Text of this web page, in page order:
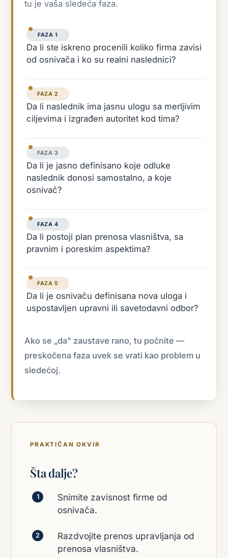
tu je vaša sledeća faza.
FAZA 1
Da li ste iskreno procenili koliko firma zavisi
od osnivača i ko su realni naslednici?
FAZA 2
Da li naslednik ima jasnu ulogu sa merljivim
ciljevima i izgrađen autoritet kod tima?
FAZA 3
Da li je jasno definisano koje odluke
naslednik donosi samostalno, a koje
osnivač?
FAZA 4
Da li postoji plan prenosa vlasništva, sa
pravnim i poreskim aspektima?
FAZA 5
Da li je osnivaču definisana nova uloga i
uspostavljen upravni ili savetodavni odbor?
Ako se „da" zaustave rano, tu počnite —
preskočena faza uvek se vrati kao problem u
sledećoj.
PRAKTIČAN OKVIR
Šta dalje?
Snimite zavisnost firme od
osnivača.
Razdvojite prenos upravljanja od
prenosa vlasništva.